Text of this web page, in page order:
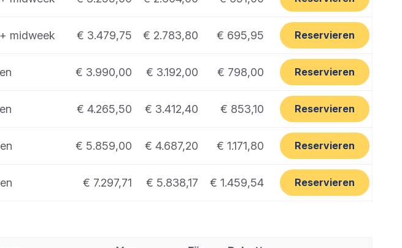
midweek € 3.479,75 € 2.783,80 € 695,95 Reservieren
€ 3.990,00 € 3.192,00 € 798,00 Reservieren
€ 4.265,50 € 3.412,40 € 853,10 Reservieren
€ 5.859,00 € 4.687,20 € 1.171,80 Reservieren
€ 7.297,71 € 5.838,17 € 1.459,54 Reservieren